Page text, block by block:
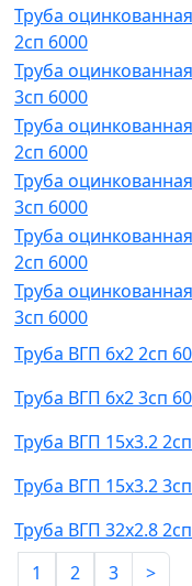
Труба
2сп 6000
Труба
3сп 6000
Труба
2сп 6000
Труба
3сп 6000
Труба
2сп 6000
Труба
3сп 6000
Труба ВГП 6х2 2сп
Труба ВГП 6х2 3сп
Труба ВГП 15х3.2
Труба ВГП 15х3.2
Труба ВГП 32х2.8
1
2 3 >